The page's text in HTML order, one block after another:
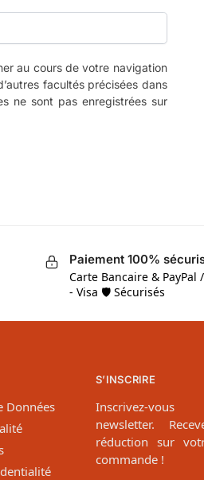
au cours de votre navigation
facultés précisées dans
ne sont pas enregistrées sur
Paiement 100%
Carte Bancaire & PayPal
- Visa 🛡 Sécurisés
Données
S’INSCRIRE
Inscrivez-
newsletter.
réduction sur
commande !